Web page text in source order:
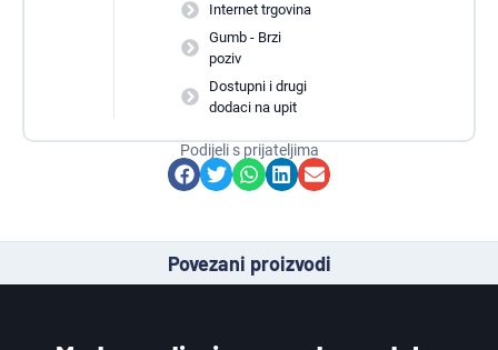
Internet trgovina
Gumb - Brzi
poziv
Dostupni i drugi
dodaci na upit
Podijeli s prijateljima
Povezani proizvodi